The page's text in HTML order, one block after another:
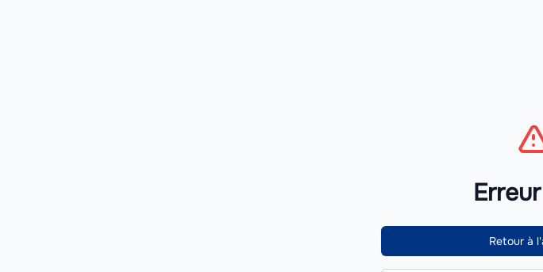
Retour à